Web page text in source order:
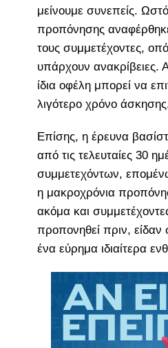
μείνουμε συνεπείς.
προπόνησης
τους συμμετέχοντες,
υπάρχουν ανακρίβειες.
ίδια οφέλη μπορεί να
λιγότερο χρόνο
Επίσης, η έρευνα
από τις τελευταίες 30
συμμετεχόντων,
η μακροχρόνια
ακόμα και
προπονηθεί πριν, είδαν
ένα εύρημα ιδιαίτερα